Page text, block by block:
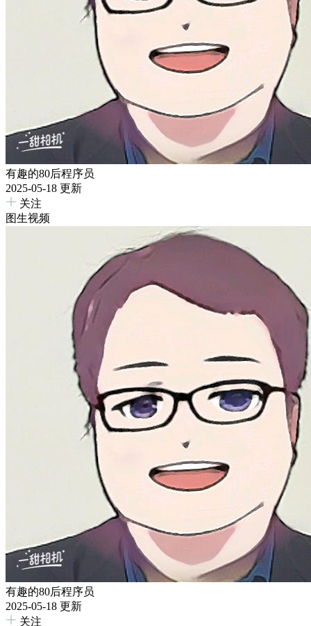
有趣的80后程序员
2025-05-18 更新
关注
图生视频
有趣的80后程序员
2025-05-18 更新
关注